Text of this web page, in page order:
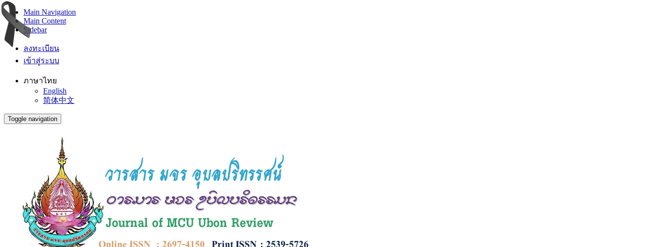
Main Navigation
Main Content
Sidebar
ลงทะเบียน
เข้าสู่ระบบ
ภาษาไทย
English
简体中文
Toggle navigation